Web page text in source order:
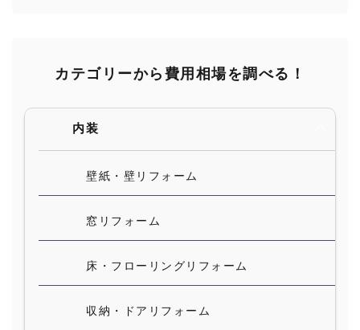
カテゴリーから費用相場を調べる！
内装
壁紙・壁リフォーム
窓リフォーム
床・フローリングリフォーム
収納・ドアリフォーム